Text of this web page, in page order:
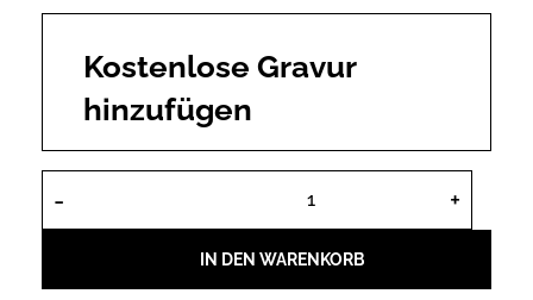
Kostenlose Gravur
hinzufügen
Seiko Presage Cocktail Time Damen
IN DEN WARENKORB